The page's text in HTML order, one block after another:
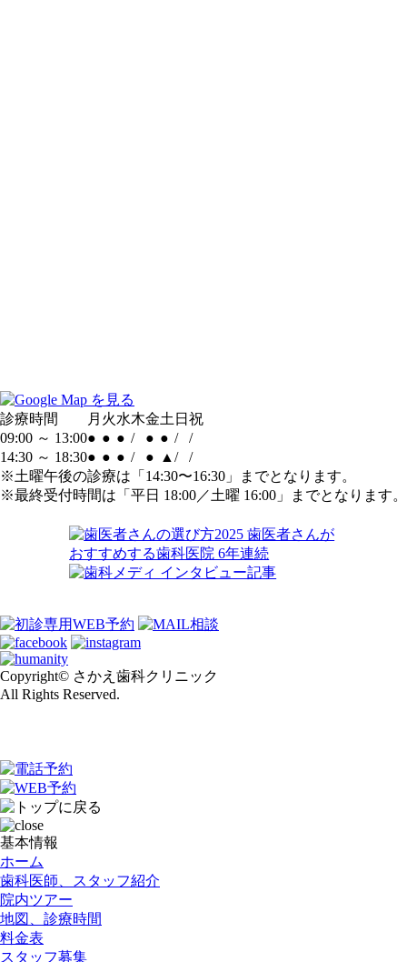
診療時間 月 火水木金土 日 祝
09:00 ～ 13:00● ● ● / ● ● /
/
14:30 ～ 18:30● ● ● / ● ▲ /
/
※土曜午後の診療は「14:30〜16:30」までとなります。
※最終受付時間は「平日 18:00／土曜 16:00」までとなります。
Copyright© さかえ歯科クリニック
All Rights Reserved.
基本情報
ホーム
歯科医師、スタッフ紹介
院内ツアー
地図、診療時間
料金表
スタッフ募集